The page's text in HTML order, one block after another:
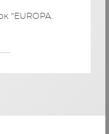
"EUROPA.